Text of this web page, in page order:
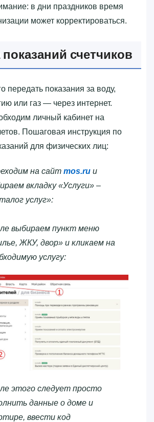
в дни праздников время
может корректироваться.
счетчиков
передать показания за воду,
или газ — через интернет.
личный кабинет на
Пошаговая инструкция по
для физических лиц:
на сайт mos.ru и
вкладку «Услуги» –
услуг»:
выбираем пункт меню
ЖКУ, двор» и кликаем на
услугу:
этого следует просто
данные о доме и
ввести код